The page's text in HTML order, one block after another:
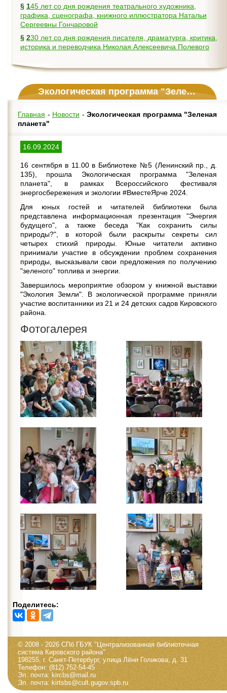
§ 145 лет со дня рождения театрального художника,
графика, сценографа, книжного иллюстратора Натальи
Сергеевны Гончаровой
§ 230 лет со дня рождения писателя, драматурга, критика,
историка и переводчика Николая Алексеевича Полевого
Экологическая программа "Зеленая планета"
Главная - Новости - Экологическая программа "Зеленая
планета"
16.09.2024
16 сентября в 11.00 в Библиотеке №5 (Ленинский пр., д.
135), прошла Экологическая программа "Зеленая
планета", в рамках Всероссийского фестиваля
энергосбережения и экологии #ВместеЯрче 2024.
Для юных гостей и читателей библиотеки была
представлена информационная презентация "Энергия
будущего", а также беседа "Как сохранить силы
природы?", в которой были раскрыты секреты сил
четырех стихий природы. Юные читатели активно
принимали участие в обсуждении проблем сохранения
природы, высказывали свои предложения по получению
"зеленого" топлива и энергии.
Завершилось мероприятие обзором у книжной выставки
"Экология Земли". В экологической программе приняли
участие воспитанники из 21 и 24 детских садов Кировского
района.
Фотогалерея
Поделитесь:
© 2008 - 2026 СПб ГБУК "Централизованная библиотечная
система Кировского района"
198255, г. Санкт-Петербург, улица Лёни Голикова, д. 31
Телефон: (812) 752-54-45
Эл. почта: kircbs@mail.ru
Эл. почта: kirtsbs@cult.gugov.spb.ru